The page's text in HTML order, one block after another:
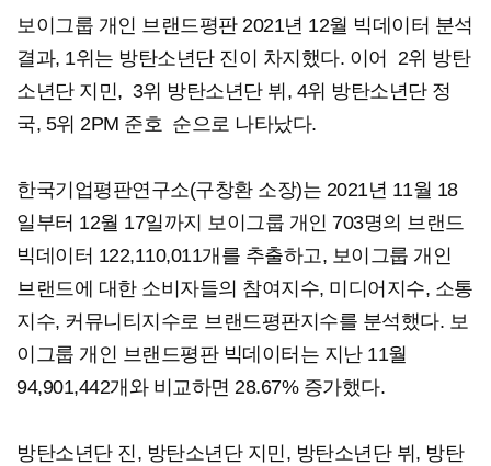
보이그룹 개인 브랜드평판 2021년 12월 빅데이터 분석
결과, 1위는 방탄소년단 진이 차지했다. 이어 2위 방탄
소년단 지민, 3위 방탄소년단 뷔, 4위 방탄소년단 정
국, 5위 2PM 준호 순으로 나타났다.​​
한국기업평판연구소(구창환 소장)는 2021년 11월 18
일부터 12월 17일까지 보이그룹 개인 703명의 브랜드
빅데이터 122,110,011개를 추출하고, 보이그룹 개인
브랜드에 대한 소비자들의 참여지수, 미디어지수, 소통
지수, 커뮤니티지수로 브랜드평판지수를 분석했다. 보
이그룹 개인 브랜드평판 빅데이터는 지난 11월
94,901,442개와 비교하면 28.67% 증가했다.
방탄소년단 진, 방탄소년단 지민, 방탄소년단 뷔, 방탄